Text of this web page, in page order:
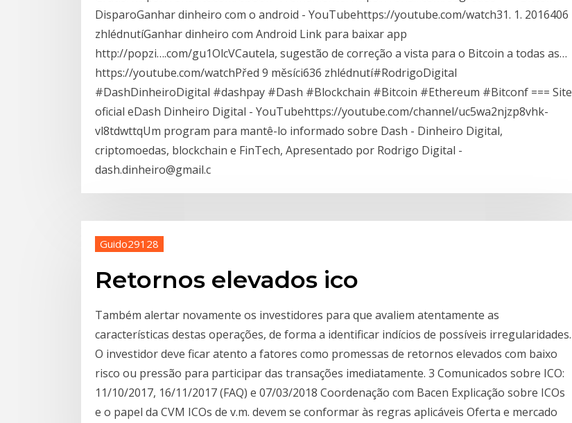
DisparoGanhar dinheiro com o android - YouTubehttps://youtube.com/watch31. 1. 2016406
zhlédnutíGanhar dinheiro com Android Link para baixar app
http://popzi….com/gu1OlcVCautela, sugestão de correção a vista para o Bitcoin a todas as…
https://youtube.com/watchPřed 9 měsíci636 zhlédnutí#RodrigoDigital
#DashDinheiroDigital #dashpay #Dash #Blockchain #Bitcoin #Ethereum #Bitconf === Site
oficial eDash Dinheiro Digital - YouTubehttps://youtube.com/channel/uc5wa2njzp8vhk-
vl8tdwttqUm program para mantê-lo informado sobre Dash - Dinheiro Digital,
criptomoedas, blockchain e FinTech, Apresentado por Rodrigo Digital -
dash.dinheiro@gmail.c
Guido29128
Retornos elevados ico
Também alertar novamente os investidores para que avaliem atentamente as
características destas operações, de forma a identificar indícios de possíveis irregularidades.
O investidor deve ficar atento a fatores como promessas de retornos elevados com baixo
risco ou pressão para participar das transações imediatamente. 3 Comunicados sobre ICO:
11/10/2017, 16/11/2017 (FAQ) e 07/03/2018 Coordenação com Bacen Explicação sobre ICOs
e o papel da CVM ICOs de v.m. devem se conformar às regras aplicáveis Oferta e mercado